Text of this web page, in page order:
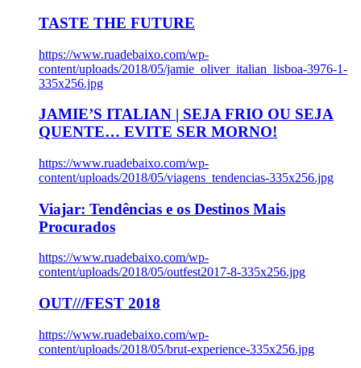
TASTE THE FUTURE
https://www.ruadebaixo.com/wp-
content/uploads/2018/05/jamie_oliver_italian_lisboa-3976-1-
335x256.jpg
JAMIE’S ITALIAN | SEJA FRIO OU SEJA
QUENTE… EVITE SER MORNO!
https://www.ruadebaixo.com/wp-
content/uploads/2018/05/viagens_tendencias-335x256.jpg
Viajar: Tendências e os Destinos Mais
Procurados
https://www.ruadebaixo.com/wp-
content/uploads/2018/05/outfest2017-8-335x256.jpg
OUT///FEST 2018
https://www.ruadebaixo.com/wp-
content/uploads/2018/05/brut-experience-335x256.jpg